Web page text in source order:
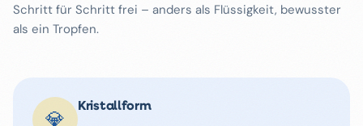
Schritt für Schritt frei – anders als Flüssigkeit, bewusster
als ein Tropfen.
💎 Kristallform